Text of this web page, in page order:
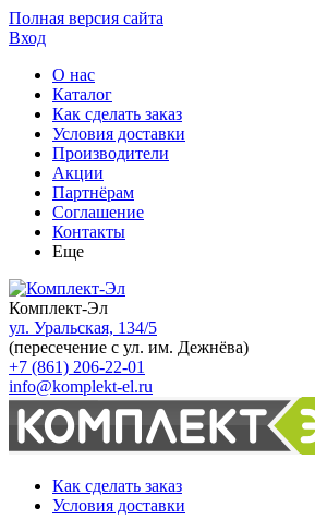
Полная версия сайта
Вход
О нас
Каталог
Как сделать заказ
Условия доставки
Производители
Акции
Партнёрам
Соглашение
Контакты
Еще
Комплект-Эл
ул. Уральская, 134/5
(пересечение с ул. им. Дежнёва)
+7 (861) 206-22-01
info@komplekt-el.ru
Как сделать заказ
Условия доставки